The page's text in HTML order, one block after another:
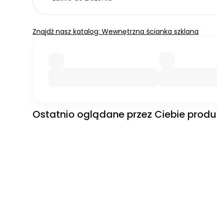
Znajdź nasz katalog: Wewnętrzna ścianka szklana
Ostatnio oglądane przez Ciebie